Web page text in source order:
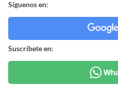
Síguenos en:
Suscríbete en: